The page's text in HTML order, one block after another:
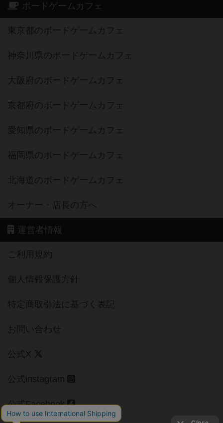
ボードゲームカフェ
東京都のボードゲームカフェ
神奈川県のボードゲームカフェ
大阪府のボードゲームカフェ
京都府のボードゲームカフェ
愛知県のボードゲームカフェ
福岡県のボードゲームカフェ
北海道のボードゲームカフェ
オーナー・店長の方へ
運営者情報
ご利用規約
個人情報保護方針
特定商取引法に基づく表記
お問い合わせ
公式X
公式instagram
公式Facebook